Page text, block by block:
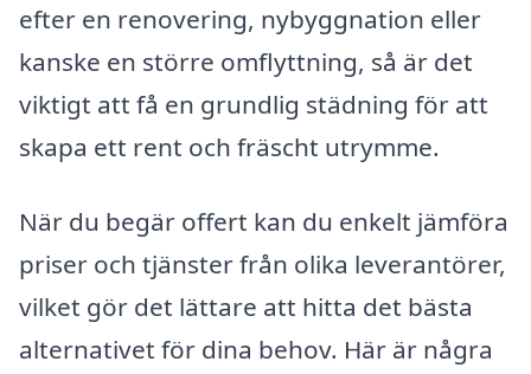
efter en renovering, nybyggnation eller
kanske en större omflyttning, så är det
viktigt att få en grundlig städning för att
skapa ett rent och fräscht utrymme.
När du begär offert kan du enkelt jämföra
priser och tjänster från olika leverantörer,
vilket gör det lättare att hitta det bästa
alternativet för dina behov. Här är några